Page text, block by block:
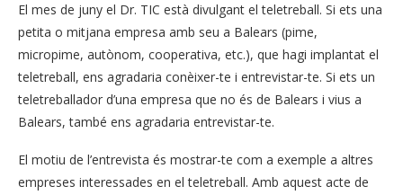
El mes de juny el Dr. TIC està divulgant el teletreball. Si ets una
petita o mitjana empresa amb seu a Balears (pime,
micropime, autònom, cooperativa, etc.), que hagi implantat el
teletreball, ens agradaria conèixer-te i entrevistar-te. Si ets un
teletreballador d’una empresa que no és de Balears i vius a
Balears, també ens agradaria entrevistar-te.
El motiu de l’entrevista és mostrar-te com a exemple a altres
empreses interessades en el teletreball. Amb aquest acte de